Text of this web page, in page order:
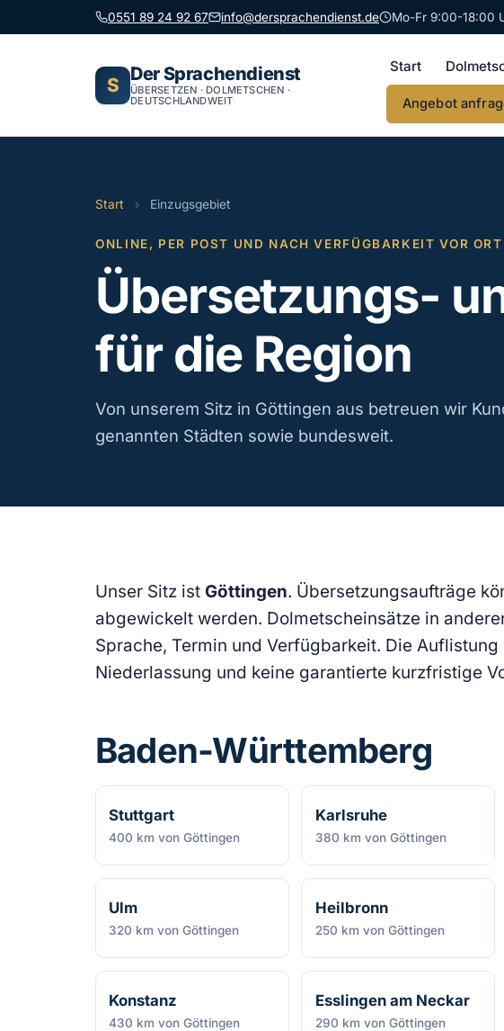
0551 89 24 92 67 info@dersprachendienst.de Mo-Fr 9:00-18:00
S Der Sprachendienst
ÜBERSETZEN · DOLMETSCHEN ·
DEUTSCHLANDWEIT
Start
Angebot
Start › Einzugsgebiet
ONLINE, PER POST UND NACH VERFÜGBARKEIT VOR ORT
Übersetzungs-
für die Region
Von unserem Sitz in Göttingen aus betreuen wir
genannten Städten sowie bundesweit.
Unser Sitz ist Göttingen. Übersetzungsaufträge
abgewickelt werden. Dolmetscheinsätze in
Sprache, Termin und Verfügbarkeit. Die
Niederlassung und keine garantierte kurzfristige
Baden-Württemberg
Stuttgart
400 km von Göttingen
Karlsruhe
380 km von Göttingen
Ulm
320 km von Göttingen
Heilbronn
250 km von Göttingen
Konstanz
430 km von Göttingen
Esslingen am Neckar
290 km von Göttingen